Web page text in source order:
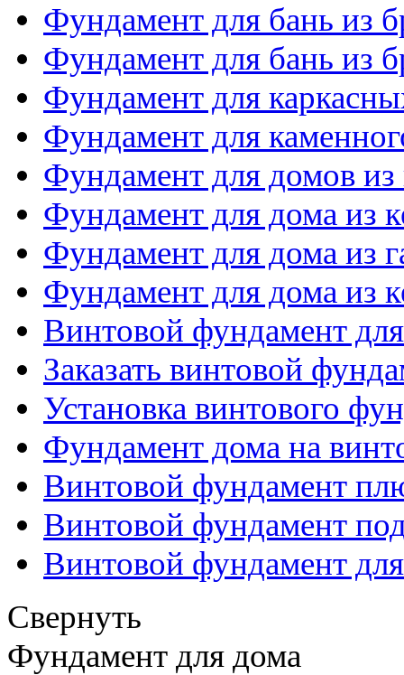
Фундамент для бань из
Фундамент для бань из
Фундамент для
Фундамент для
Фундамент для домов из
Фундамент для дома из
Фундамент для дома из
Фундамент для дома из
Винтовой фундамент для
Заказать винтовой
Установка винтового
Фундамент дома на
Винтовой фундамент
Винтовой фундамент
Винтовой фундамент
Свернуть
Фундамент для дома